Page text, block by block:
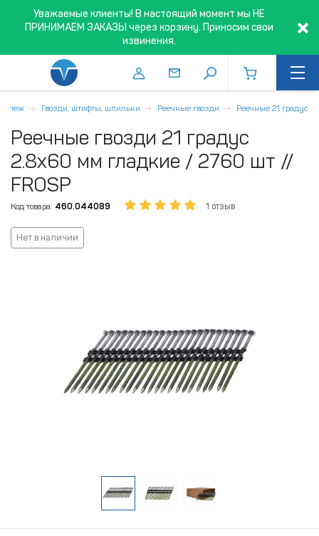
Уважаемые клиенты! В настоящий момент мы НЕ
ПРИНИМАЕМ ЗАКАЗЫ через корзину. Приносим свои
извинения.
Гвозди, штифты, шпильки Реечные гвозди Реечные 21 градус
Реечные гвозди 21 градус
2.8х60 мм гладкие / 2760 шт //
FROSP
Код товара: 460.044089 1 отзыв
Нет в наличии